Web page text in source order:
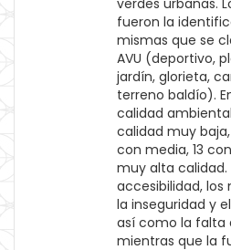
verdes urbanas.
fueron la
mismas que se
AVU (deportivo,
jardín, glorieta,
terreno baldío).
calidad
calidad muy
con media, 13
muy alta calidad.
accesibilidad, los
la inseguridad y
así como la falta
mientras que la